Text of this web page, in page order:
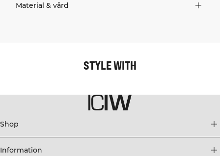
Material & vård
STYLE WITH
Shop
Information